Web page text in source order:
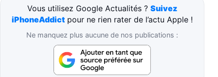
Vous utilisez Google Actualités ? Suivez
iPhoneAddict pour ne rien rater de l’actu Apple !
Ne manquez plus aucune de nos publications :